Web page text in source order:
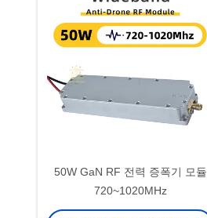
50W GaN RF 전력 증폭기 모듈
720~1020MHz